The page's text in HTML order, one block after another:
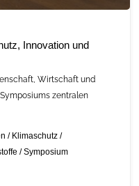
Innovation und
Wirtschaft und
zentralen
/ Klimaschutz /
/Symposium